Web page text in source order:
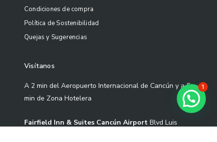
Condiciones de compra
Política de Sostenibilidad
Quejas y Sugerencias
Visítanos
A 2 min del Aeropuerto Internacional de Cancún y a 5
min de Zona Hotelera
Fairfield Inn & Suites Cancún Airport Blvd Luis
1